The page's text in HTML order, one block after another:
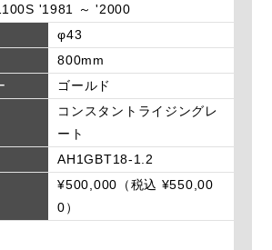
'1981 ～ '2000
φ43
800mm
ゴールド
コンスタントライジングレ
ート
AH1GBT18-1.2
¥500,000（税込 ¥550,00
0）